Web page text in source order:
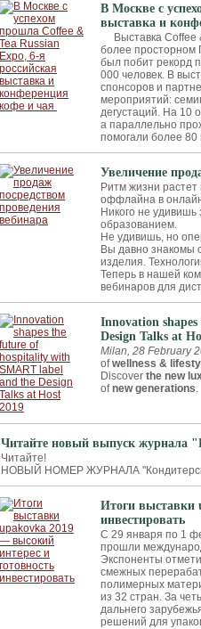
В Москве с
выставка и
Выставка Coffee
более просторном
был побит рекорд
000 человек. В
спонсоров и
мероприятий:
дегустаций. На 10
а параллельно
помогали более 80
Увеличение
Ритм жизни
оффлайна в
Никого не
образованием.
Не удивишь, но
Вы давно знакомы
изделия.
Теперь в нашей
вебинаров для
Innovation
Design Talks at
Milan, 28 February
ofwellness &
Discover the new
ofnew generations.
Читайте новый выпуск журнала
Читайте!
НОВЫЙ НОМЕР ЖУРНАЛА
Итоги выставки
инвестировать
С 29 января по 1
прошли
Экспоненты
смежных
полимерных
из 32 стран. За
дальнего
решений для